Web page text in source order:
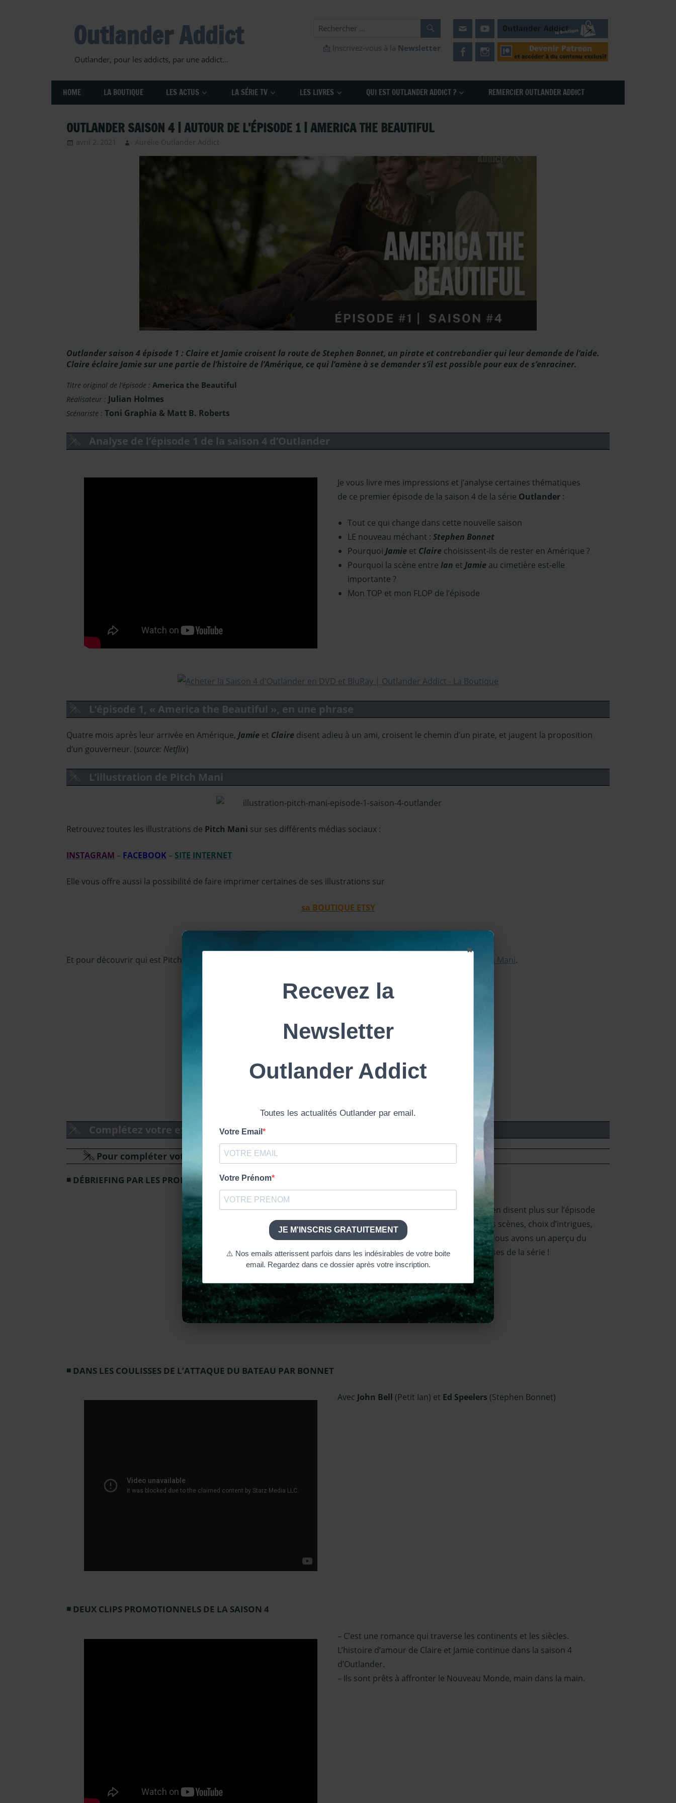
contentOutlander Addict
Outlander, pour les addicts, par une addict…
📩 Inscrivez-vous à la Newsletter
HOME LA BOUTIQUE LES ACTUS LA SÉRIE TV LES LIVRES QUI EST OUTLANDER ADDICT ? REMERCIER OUTLANDER ADDICT
OUTLANDER SAISON 4 | AUTOUR DE L’ÉPISODE 1 | AMERICA THE BEAUTIFUL
avril 2, 2021 Aurélie Outlander Addict
Vidéo-Analyse et Decryptage d'Outlander
Outlander saison 4 épisode 1 : Claire et Jamie croisent la route de Stephen Bonnet, un pirate et contrebandier qui leur demande de l’aide.
Claire éclaire Jamie sur une partie de l’histoire de l’Amérique, ce qui l’amène à se demander s’il est possible pour eux de s’enraciner.
Titre original de l’épisode : America the Beautiful
Réalisateur : Julian Holmes
Scénariste : Toni Graphia & Matt B. Roberts
Analyse de l’épisode 1 de la saison 4 d’Outlander
Je vous livre mes impressions et j’analyse certaines thématiques
de ce premier épisode de la saison 4 de la série Outlander :
Tout ce qui change dans cette nouvelle saison
LE nouveau méchant :Stephen Bonnet
PourquoiJamie et Claire choisissent-ils de rester en Amérique ?
Pourquoi la scène entreIan etJamie au cimetière est-elle
importante ?
Mon TOP et mon FLOP de l’épisode
L’épisode 1, « America the Beautiful », en une phrase
Quatre mois après leur arrivée en Amérique, Jamie et Claire disent adieu à un ami, croisent le chemin d’un pirate, et jaugent la proposition
d’un gouverneur. (source: Netflix)
L’illustration de Pitch Mani
Retrouvez toutes les illustrations de Pitch Mani sur ses différents médias sociaux :
INSTAGRAM – FACEBOOK – SITE INTERNET
Elle vous offre aussi la possibilité de faire imprimer certaines de ses illustrations sur
sa BOUTIQUE ETSY
sur REDBUBBLE
Et pour découvrir qui est Pitch Mani, retrouvez notre entretien dans cet article sur mon site : Entretien avec Pitch Mani.
Complétez votre expérience
Pour compléter votre expérience de l’épisode 1 de la saison 4 : les vidéos
DÉBRIEFING PAR LES PRODUCTEURS ET SCÉNARISTES DE LA SÉRIE
Maril DavisetMatt Roberts
nous en disent plus sur l’épisode
1 : choix du titre, travail de certaines scènes, choix d’intrigues,
ce qu’ils aiment personnellement. Nous avons un aperçu du
travail qui est opéré dans les coulisses de la série !
DANS LES COULISSES DE L’ATTAQUE DU BATEAU PAR BONNET
Avec John Bell (Petit Ian) et Ed Speelers (Stephen Bonnet)
DEUX CLIPS PROMOTIONNELS DE LA SAISON 4
– C’est une romance qui traverse les continents et les siècles.
L’histoire d’amour de Claire et Jamie continue dans la saison 4
d’Outlander.
– Ils sont prêts à affronter le Nouveau Monde, main dans la main.
×